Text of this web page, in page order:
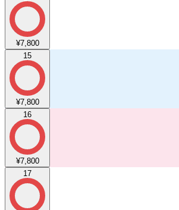
¥7,800
15
¥7,800
16
¥7,800
17